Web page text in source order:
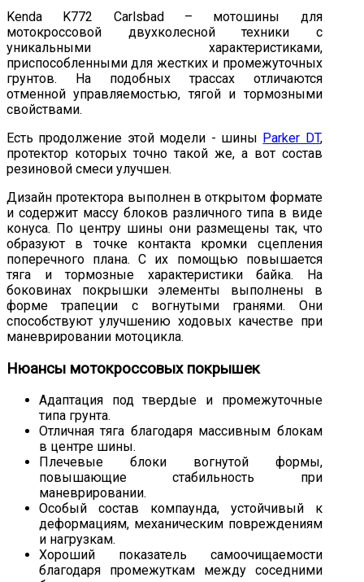
Kenda K772 Carlsbad – мотошины для
мотокроссовой двухколесной техники с
уникальными характеристиками,
приспособленными для жестких и промежуточных
грунтов. На подобных трассах отличаются
отменной управляемостью, тягой и тормозными
свойствами.
Есть продолжение этой модели - шины Parker DT,
протектор которых точно такой же, а вот состав
резиновой смеси улучшен.
Дизайн протектора выполнен в открытом формате
и содержит массу блоков различного типа в виде
конуса. По центру шины они размещены так, что
образуют в точке контакта кромки сцепления
поперечного плана. С их помощью повышается
тяга и тормозные характеристики байка. На
боковинах покрышки элементы выполнены в
форме трапеции с вогнутыми гранями. Они
способствуют улучшению ходовых качестве при
маневрировании мотоцикла.
Нюансы мотокроссовых покрышек
Адаптация под твердые и промежуточные
типа грунта.
Отличная тяга благодаря массивным блокам
в центре шины.
Плечевые блоки вогнутой формы,
повышающие стабильность при
маневрировании.
Особый состав компаунда, устойчивый к
деформациям, механическим повреждениям
и нагрузкам.
Хороший показатель самоочищаемости
благодаря промежуткам между соседними